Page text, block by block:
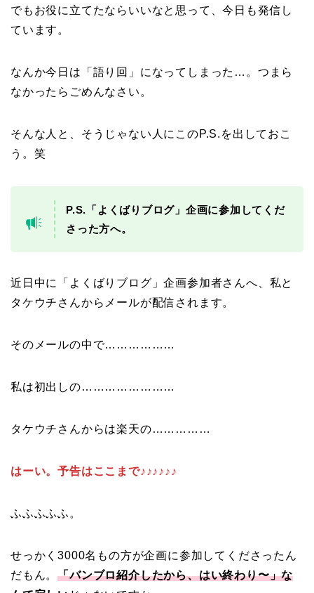
でもお役に立てたならいいなと思って、今日も発信し
ています。
なんか今日は「語り回」になってしまった…。つまら
なかったらごめんなさい。
そんな人と、そうじゃない人にこのP.S.を出しておこ
う。笑
P.S.「よくばりブログ」企画に参加してくだ
さった方へ。
近日中に「よくばりブログ」企画参加者さんへ、私と
タケウチさんからメールが配信されます。
そのメールの中で………………
私は初出しの……………………
タケウチさんからは楽天の……………
はーい。予告はここまで♪♪♪♪♪♪
ふふふふふ。
せっかく3000名もの方が企画に参加してくださったん
だもん。「バンブロ紹介したから、はい終わり〜」な